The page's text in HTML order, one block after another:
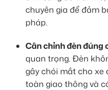
chuyên gia để đảm
pháp.
Cân chỉnh đèn đúng
quan trọng. Đèn
gây chói mắt cho xe
toàn giao thông và